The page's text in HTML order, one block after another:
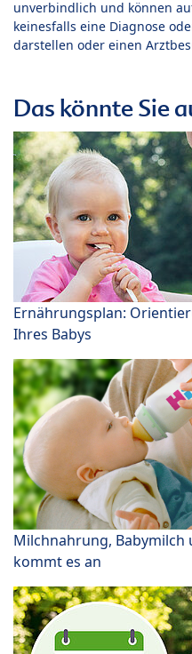
unverbindlich und können
keinesfalls eine Diagnose
darstellen oder einen
Das könnte Sie
Ernährungsplan:
Ihres Babys
Milchnahrung,
kommt es an